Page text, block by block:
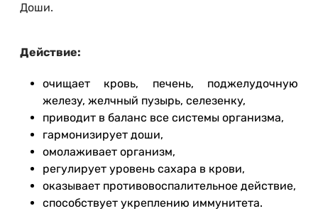
Доши.
Действие:
очищает кровь, печень, поджелудочную
железу, желчный пузырь, селезенку,
приводит в баланс все системы организма,
гармонизирует доши,
омолаживает организм,
регулирует уровень сахара в крови,
оказывает противовоспалительное действие,
способствует укреплению иммунитета.